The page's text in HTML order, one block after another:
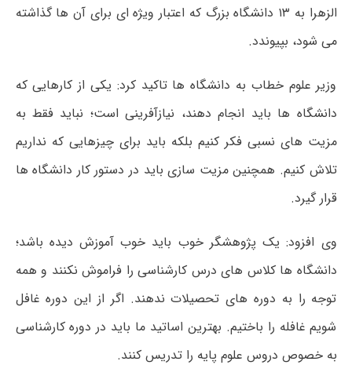
الزهرا به ۱۳ دانشگاه بزرگ که اعتبار ویژه ای برای آن ها گذاشته
می شود، بپیوندد.
وزیر علوم خطاب به دانشگاه ها تاکید کرد: یکی از کارهایی که
دانشگاه ها باید انجام دهند، نیازآفرینی است؛ نباید فقط به
مزیت های نسبی فکر کنیم بلکه باید برای چیزهایی که نداریم
تلاش کنیم. همچنین مزیت سازی باید در دستور کار دانشگاه ها
قرار گیرد.
وی افزود: یک پژوهشگر خوب باید خوب آموزش دیده باشد؛
دانشگاه ها کلاس های درس کارشناسی را فراموش نکنند و همه
توجه را به دوره های تحصیلات ندهند. اگر از این دوره غافل
شویم غافله را باختیم. بهترین اساتید ما باید در دوره کارشناسی
به خصوص دروس علوم پایه را تدریس کنند.